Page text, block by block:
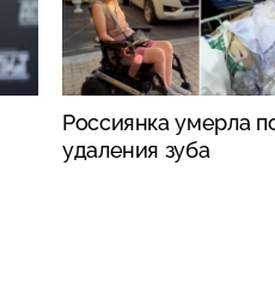
Россиянка умерла
удаления зуба